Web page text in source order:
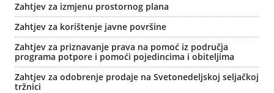
Zahtjev za izmjenu prostornog plana
Zahtjev za korištenje javne površine
Zahtjev za priznavanje prava na pomoć iz područja
programa potpore i pomoći pojedincima i obiteljima
Zahtjev za odobrenje prodaje na Svetonedeljskoj seljačkoj
tržnici